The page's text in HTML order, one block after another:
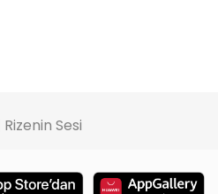
Rizenin Sesi